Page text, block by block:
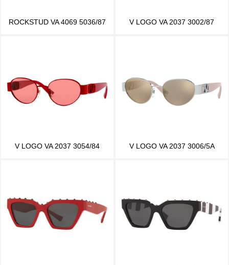
ROCKSTUD VA 4069 5036/87 V LOGO VA 2037 3002/87
V LOGO VA 2037 3054/84 V LOGO VA 2037 3006/5A